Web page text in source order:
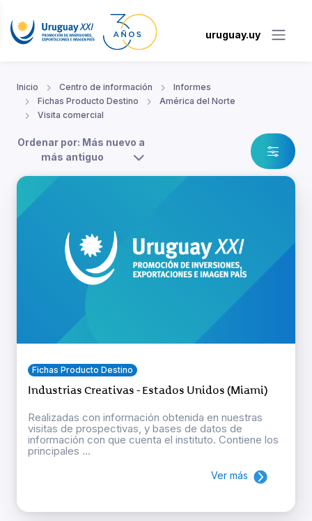
uruguay.uy
Inicio Centro de información
Informes
Fichas Producto Destino
América del Norte
Visita comercial
Ordenar por: Más nuevo a
más antiguo
Fichas Producto Destino
Industrias Creativas - Estados Unidos (Miami)
Realizadas con información obtenida en nuestras
visitas de prospectivas, y bases de datos de
información con que cuenta el instituto. Contiene los
principales ...
Ver más